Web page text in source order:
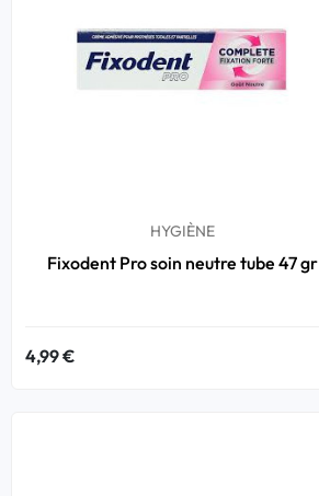
panier
HYGIÈNE
Fixodent Pro soin neutre tube 47 gr
4,99 €